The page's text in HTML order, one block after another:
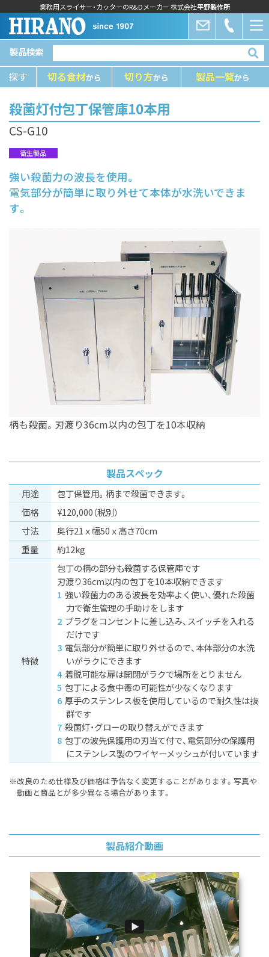
製品検索
探す 切る⾷材から 切り⽅から 製品⼀覧から
業務用スライサー・カッターのR&Dメーカー 株式会社平野製作所
殺菌灯付包丁保管庫10本用
CS-G10
衛生製品
強い殺菌力の波長を使用。
電気部分が簡単に取り外せて本体が水洗いできま
す。
柄も殺菌。刃渡り36cm以内の包丁を10本収納
製品スペック
⽤途
包丁保管用。柄まで殺菌できます。
価格
¥120,000（税別）
⼨法
奥行21ｘ幅50ｘ高さ70cm
重量
約12kg
特徴
包丁の柄の部分も殺菌する保管庫です
刃渡り36cm以内の包丁を10本収納できます
強い殺菌力のある波長を効率よく使い、優れた殺菌
力で衛生管理の手助けをします
プラグをコンセントに差し込み、スイッチを入れる
だけです
電気部分が簡単に取り外せるので、本体部分の水洗
いがラクにできます
着脱可能な扉は開閉がラクで場所をとりません
包丁による食中毒の可能性が少なくなります
厚手のステンレス板を使用しているので耐久性は抜
群です
殺菌灯・グローの取り替えができます
包丁の波先保護用の刃当て付で、電気部分の保護用
にステンレス製のワイヤーメッシュが付いています
※改良のため仕様及び価格は予告なく変更することがあります。 写真や
動画と商品とが多少異なる場合があります。
製品紹介動画